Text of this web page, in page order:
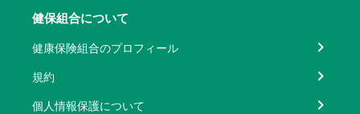
健保組合について
健康保険組合のプロフィール
規約
個人情報保護について